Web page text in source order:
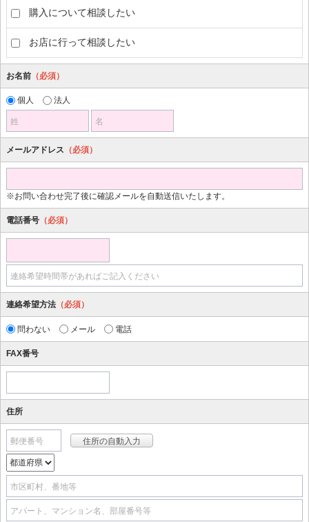
購入について相談したい
お店に行って相談したい
お名前 （必須）
個人 法人
姓 名
メールアドレス （必須）
※お問い合わせ完了後に確認メールを自動送信いたします。
電話番号 （必須）
連絡希望時間帯があればご記入ください
連絡希望方法 （必須）
問わない メール 電話
FAX番号
住所
郵便番号
市区町村、番地等
アパート、マンション名、部屋番号等